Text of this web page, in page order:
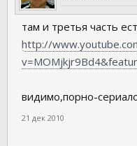
там и третья часть
http://
видимо,порно-
21 дек 2010